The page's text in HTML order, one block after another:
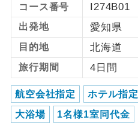
コース番号 I274B01
出発地 愛知県
目的地 北海道
旅行期間 4日間
航空会社指定 ホテル指定
大浴場 1名様1室同代金
1名様1室同代
金
コースで
ご夫婦限定
ご夫婦限
す。
女性限定
女性限定
す。